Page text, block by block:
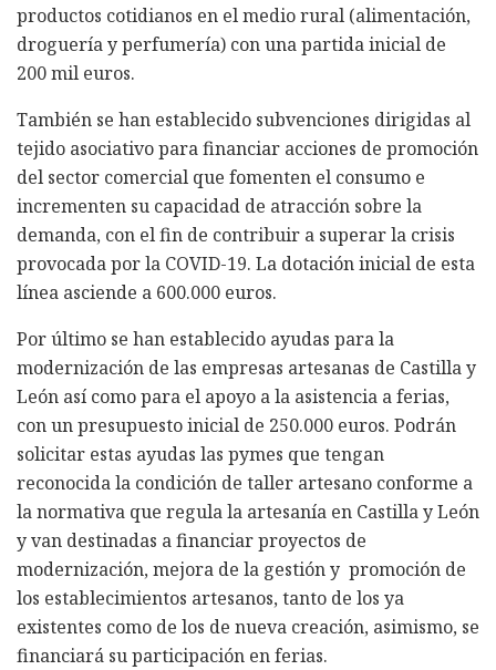
productos cotidianos en el medio rural (alimentación,
droguería y perfumería) con una partida inicial de
200 mil euros.
También se han establecido subvenciones dirigidas al
tejido asociativo para financiar acciones de promoción
del sector comercial que fomenten el consumo e
incrementen su capacidad de atracción sobre la
demanda, con el fin de contribuir a superar la crisis
provocada por la COVID-19. La dotación inicial de esta
línea asciende a 600.000 euros.
Por último se han establecido ayudas para la
modernización de las empresas artesanas de Castilla y
León así como para el apoyo a la asistencia a ferias,
con un presupuesto inicial de 250.000 euros. Podrán
solicitar estas ayudas las pymes que tengan
reconocida la condición de taller artesano conforme a
la normativa que regula la artesanía en Castilla y León
y van destinadas a financiar proyectos de
modernización, mejora de la gestión y promoción de
los establecimientos artesanos, tanto de los ya
existentes como de los de nueva creación, asimismo, se
financiará su participación en ferias.